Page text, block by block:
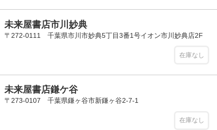
未来屋書店市川妙典
〒272-0111 千葉県市川市妙典5丁目3番1号イオン市川妙典店2F
在庫なし
未来屋書店鎌ケ谷
〒273-0107 千葉県鎌ヶ谷市新鎌ヶ谷2-7-1
在庫なし